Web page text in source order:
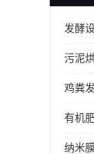
发酵
污泥
鸡粪
有机
纳米